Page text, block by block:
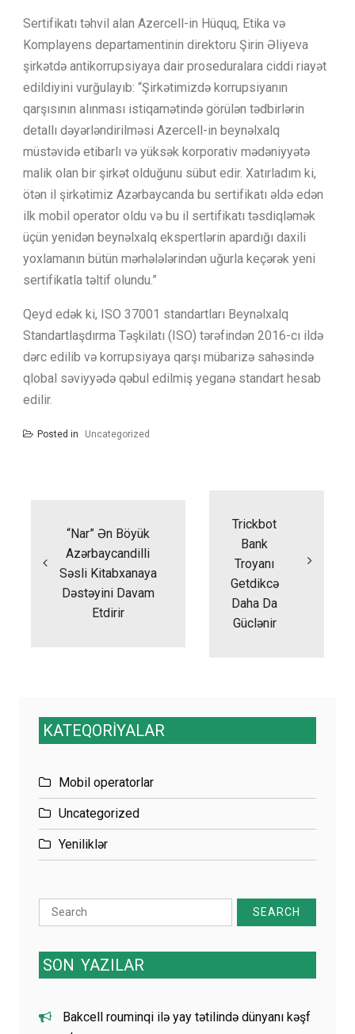
Sertifikatı təhvil alan Azercell-in Hüquq, Etika və
Komplayens departamentinin direktoru Şirin Əliyeva
şirkətdə antikorrupsiyaya dair proseduralara ciddi riayət
edildiyini vurğulayıb: “Şirkətimizdə korrupsiyanın
qarşısının alınması istiqamətində görülən tədbirlərin
detallı dəyərləndirilməsi Azercell-in beynəlxalq
müstəvidə etibarlı və yüksək korporativ mədəniyyətə
malik olan bir şirkət olduğunu sübut edir. Xatırladım ki,
ötən il şirkətimiz Azərbaycanda bu sertifikatı əldə edən
ilk mobil operator oldu və bu il sertifikatı təsdiqləmək
üçün yenidən beynəlxalq ekspertlərin apardığı daxili
yoxlamanın bütün mərhələlərindən uğurla keçərək yeni
sertifikatla təltif olundu.”
Qeyd edək ki, ISO 37001 standartları Beynəlxalq
Standartlaşdırma Təşkilatı (ISO) tərəfindən 2016-cı ildə
dərc edilib və korrupsiyaya qarşı mübarizə sahəsində
qlobal səviyyədə qəbul edilmiş yeganə standart hesab
edilir.
Posted in Uncategorized
“Nar” Ən Böyük
Azərbaycandilli
Səsli Kitabxanaya
Dəstəyini Davam
Etdirir
Trickbot
Bank
Troyanı
Getdikcə
Daha Da
Güclənir
KATEQORİYALAR
Mobil operatorlar
Uncategorized
Yeniliklər
Search
for:
SON YAZILAR
Bakcell rouminqi ilə yay tətilində dünyanı kəşf